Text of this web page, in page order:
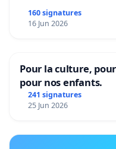
160 signatures
16 Jun 2026
Pour la culture,
pour nos enfants.
241 signatures
25 Jun 2026